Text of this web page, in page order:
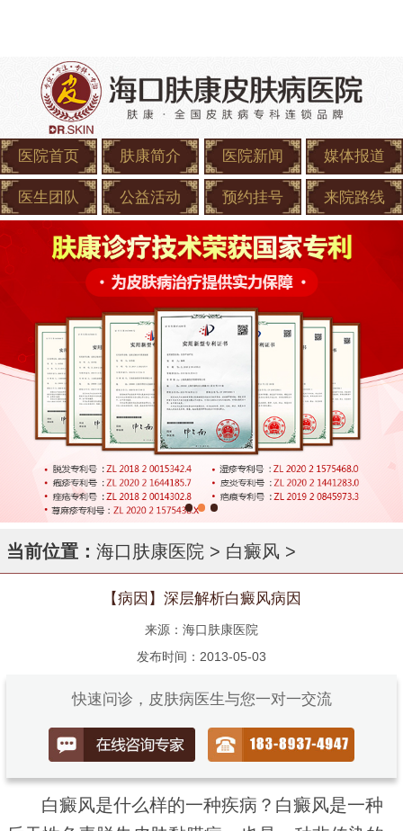
医院首页 肤康简介 医院新闻 媒体报道
医生团队 公益活动 预约挂号 来院路线
当前位置： 海口肤康医院 > 白癜风 >
【病因】深层解析白癜风病因
来源：海口肤康医院
发布时间：2013-05-03
快速问诊，皮肤病医生与您一对一交流
白癜风是什么样的一种疾病？白癜风是一种